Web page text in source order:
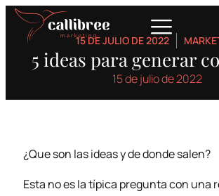
15 DE JULIO DE 2022
5 ideas para generar
15 de julio de 2022
¿Que son las ideas y de donde salen?
Esta no es la típica pregunta con una